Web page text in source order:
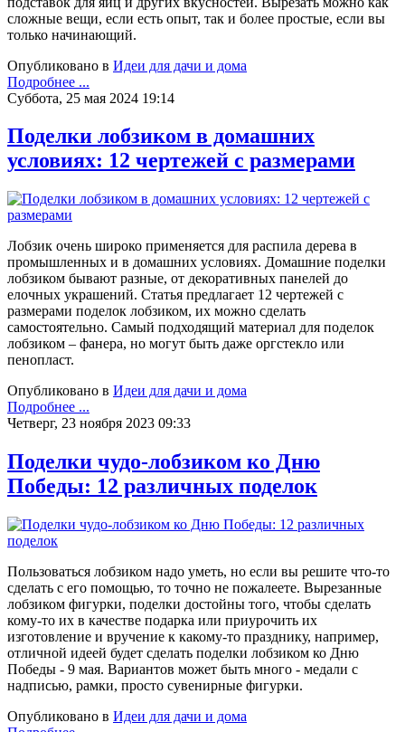
сложные вещи, если есть опыт, так и более простые, если вы
только начинающий.
Опубликовано в Идеи для дачи и дома
Подробнее ...
Суббота, 25 мая 2024 19:14
Поделки лобзиком в домашних
условиях: 12 чертежей с размерами
Лобзик очень широко применяется для распила дерева в
промышленных и в домашних условиях. Домашние поделки
лобзиком бывают разные, от декоративных панелей до
елочных украшений. Статья предлагает 12 чертежей с
размерами поделок лобзиком, их можно сделать
самостоятельно. Самый подходящий материал для поделок
лобзиком – фанера, но могут быть даже оргстекло или
пенопласт.
Опубликовано в Идеи для дачи и дома
Подробнее ...
Четверг, 23 ноября 2023 09:33
Поделки чудо-лобзиком ко Дню
Победы: 12 различных поделок
Пользоваться лобзиком надо уметь, но если вы решите что-то
сделать с его помощью, то точно не пожалеете. Вырезанные
лобзиком фигурки, поделки достойны того, чтобы сделать
кому-то их в качестве подарка или приурочить их
изготовление и вручение к какому-то празднику, например,
отличной идеей будет сделать поделки лобзиком ко Дню
Победы - 9 мая. Вариантов может быть много - медали с
надписью, рамки, просто сувенирные фигурки.
Опубликовано в Идеи для дачи и дома